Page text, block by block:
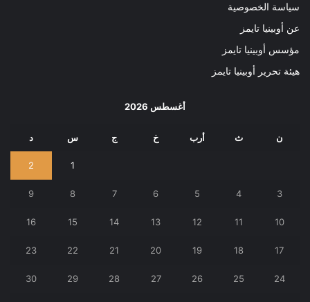
سياسة الخصوصية
عن أوبينيا تايمز
مؤسس أوبينيا تايمز
هيئة تحرير أوبينيا تايمز
أغسطس 2026
ن ث أرب خ ج س د
1
2
3
4
5
6
7
8
9
10
11
12
13
14
15
16
17
18
19
20
21
22
23
24
25
26
27
28
29
30